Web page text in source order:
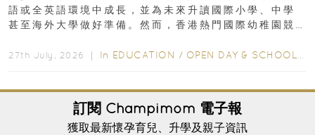
語或全英語環境中成長，並為未來升讀國際小學、中學
甚至海外大學做好準備。然而，香港熱門國際幼稚園競
27th July, 2026 ｜ In EDUCATION / OPEN DAY & SCHOOL EVENTS
訂閱 Champimom 電子報
獲取最新懷孕育兒、升學及親子資訊